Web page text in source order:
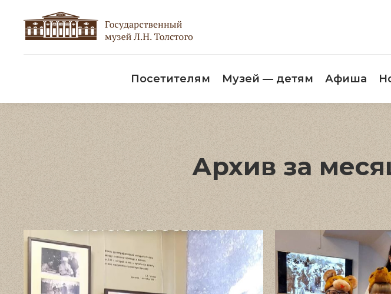
Посетителям Музей — детям Афиша
Архив за